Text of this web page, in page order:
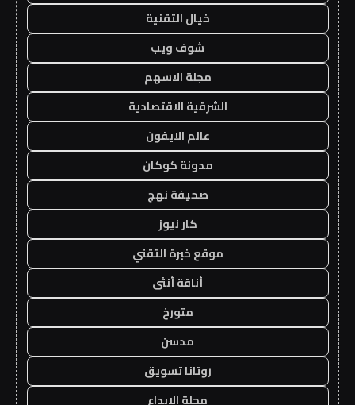
خيال التقنية
شوف ويب
مجلة الاسهم
الشرقية الاقتصادية
عالم الايفون
مدونة كوكان
صحيفة نهج
كار نيوز
موقع خبرة التقني
أناقة أنثى
متورخ
مدسن
روتانا تسويق
مجلة الابداع